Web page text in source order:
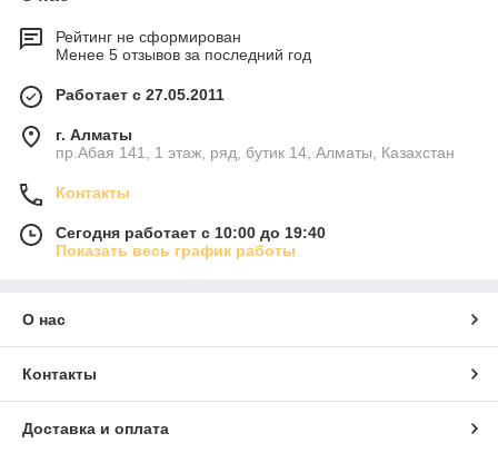
Рейтинг не сформирован
Менее 5 отзывов за последний год
Работает с 27.05.2011
г. Алматы
пр.Абая 141, 1 этаж, ряд, бутик 14, Алматы, Казахстан
Контакты
Сегодня работает с 10:00 до 19:40
Показать весь график работы
О нас
Контакты
Доставка и оплата